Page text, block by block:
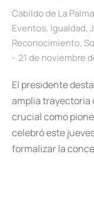
Cabildo de La Palma
Eventos, Igualdad,
Reconocimiento,
21 de noviembre
El presidente
amplia trayectoria
crucial como
celebró este
formalizar la